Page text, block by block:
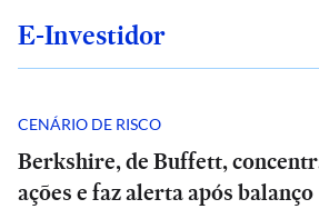
E-Investidor
CENÁRIO DE RISCO
Berkshire, de Buffett,
ações e faz alerta após balanço